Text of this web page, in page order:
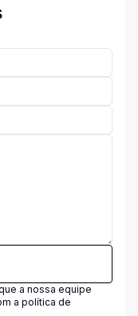
a nossa equipe
a política de